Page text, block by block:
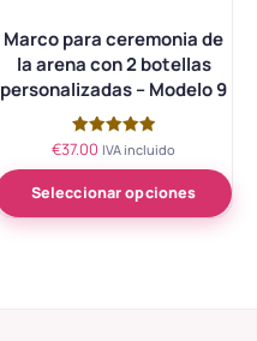
Marco para ceremonia de
la arena con 2 botellas
personalizadas – Modelo 9
Valorado
de 5
€37.00 IVA incluido
Seleccionar opciones